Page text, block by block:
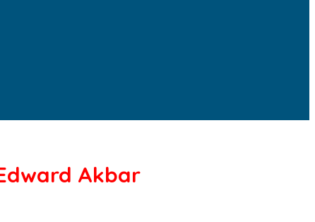
Akbar